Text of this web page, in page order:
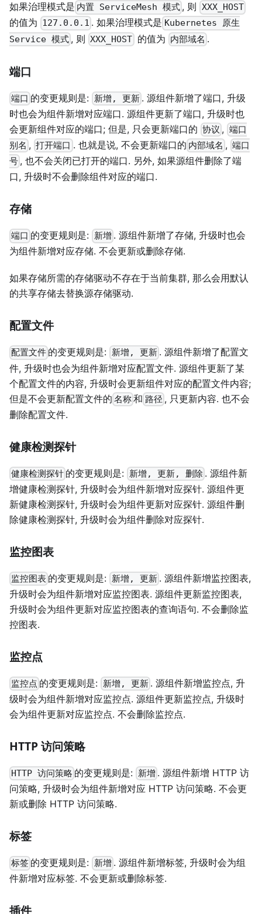
如果治理模式是 内置 ServiceMesh 模式 , 则 XXX_HOST
的值为 127.0.0.1 . 如果治理模式是 Kubernetes 原生
Service 模式 , 则XXX_HOST的值为 内部域名 .
端口
端口 的变更规则是: 新增, 更新. 源组件新增了端口, 升级
时也会为组件新增对应端口. 源组件更新了端口, 升级时也
会更新组件对应的端口; 但是, 只会更新端口的 协议 , 端口
别名 , 打开端口 . 也就是说, 不会更新端口的 内部域名 , 端口
号 , 也不会关闭已打开的端口. 另外, 如果源组件删除了端
口, 升级时不会删除组件对应的端口.
存储
端口 的变更规则是: 新增 . 源组件新增了存储, 升级时也会
为组件新增对应存储. 不会更新或删除存储.
如果存储所需的存储驱动不存在于当前集群, 那么会用默认
的共享存储去替换源存储驱动.
配置文件
配置文件 的变更规则是: 新增, 更新 . 源组件新增了配置文
件, 升级时也会为组件新增对应配置文件. 源组件更新了某
个配置文件的内容, 升级时会更新组件对应的配置文件内容;
但是不会更新配置文件的 名称和 路径, 只更新内容. 也不会
删除配置文件.
健康检测探针
健康检测探针 的变更规则是: 新增, 更新, 删除. 源组件新
增健康检测探针, 升级时会为组件新增对应探针. 源组件更
新健康检测探针, 升级时会为组件更新对应探针. 源组件删
除健康检测探针, 升级时会为组件删除对应探针.
监控图表
监控图表 的变更规则是: 新增, 更新. 源组件新增监控图表,
升级时会为组件新增对应监控图表. 源组件更新监控图表,
升级时会为组件更新对应监控图表的查询语句. 不会删除监
控图表.
监控点
监控点 的变更规则是: 新增, 更新 . 源组件新增监控点, 升
级时会为组件新增对应监控点. 源组件更新监控点, 升级时
会为组件更新对应监控点. 不会删除监控点.
HTTP 访问策略
HTTP 访问策略 的变更规则是: 新增 . 源组件新增 HTTP 访
问策略, 升级时会为组件新增对应 HTTP 访问策略. 不会更
新或删除 HTTP 访问策略.
标签
标签 的变更规则是: 新增 . 源组件新增标签, 升级时会为组
件新增对应标签. 不会更新或删除标签.
插件